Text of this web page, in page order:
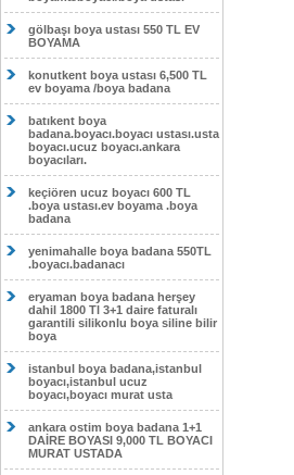
gölbaşı boya ustası 550 TL EV
BOYAMA
konutkent boya ustası 6,500 TL
ev boyama /boya badana
batıkent boya
badana.boyacı.boyacı ustası.usta
boyacı.ucuz boyacı.ankara
boyacıları.
keçiören ucuz boyacı 600 TL
.boya ustası.ev boyama .boya
badana
yenimahalle boya badana 550TL
.boyacı.badanacı
eryaman boya badana herşey
dahil 1800 Tl 3+1 daire faturalı
garantili silikonlu boya siline bilir
boya
istanbul boya badana,istanbul
boyacı,istanbul ucuz
boyacı,boyacı murat usta
ankara ostim boya badana 1+1
DAİRE BOYASI 9,000 TL BOYACI
MURAT USTADA